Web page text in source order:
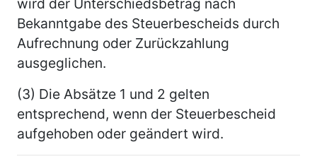
Bekanntgabe des Steuerbescheids durch
Aufrechnung oder Zurückzahlung
ausgeglichen.
(3) Die Absätze 1 und 2 gelten
entsprechend, wenn der Steuerbescheid
aufgehoben oder geändert wird.